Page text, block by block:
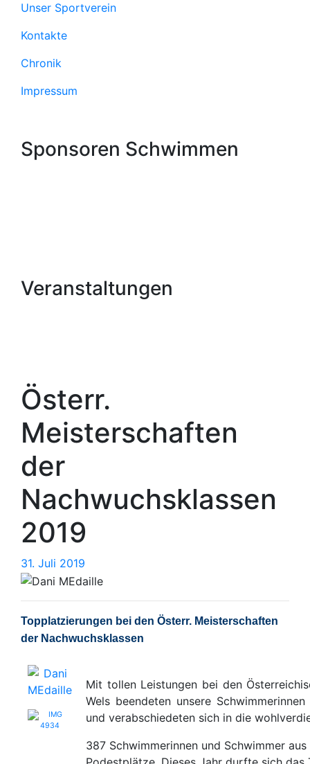
Unser Sportverein
Kontakte
Chronik
Impressum
Sponsoren Schwimmen
Veranstaltungen
Österr.
Meisterschaften
der
Nachwuchsklassen
2019
31. Juli 2019
Juli
Topplatzierungen bei den Österr. Meisterschaften
der Nachwuchsklassen
Mit tollen Leistungen bei den
Wels beendeten unsere
und verabschiedeten sich in die
387 Schwimmerinnen und Schwimmer